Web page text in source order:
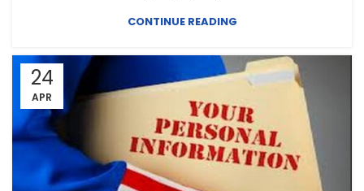
CONTINUE READING
24
APR